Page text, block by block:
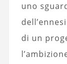
uno
di un